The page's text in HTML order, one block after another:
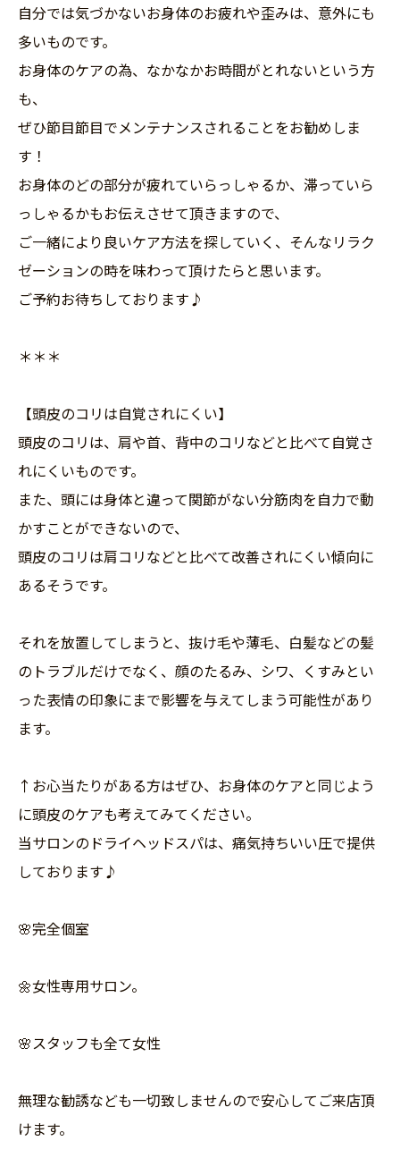
自分では気づかないお身体のお疲れや歪みは、意外にも
多いものです。
お身体のケアの為、なかなかお時間がとれないという方
も、
ぜひ節目節目でメンテナンスされることをお勧めしま
す！
お身体のどの部分が疲れていらっしゃるか、滞っていら
っしゃるかもお伝えさせて頂きますので、
ご一緒により良いケア方法を探していく、そんなリラク
ゼーションの時を味わって頂けたらと思います。
ご予約お待ちしております♪
＊＊＊
【頭皮のコリは自覚されにくい】
頭皮のコリは、肩や首、背中のコリなどと比べて自覚さ
れにくいものです。
また、頭には身体と違って関節がない分筋肉を自力で動
かすことができないので、
頭皮のコリは肩コリなどと比べて改善されにくい傾向に
あるそうです。
それを放置してしまうと、抜け毛や薄毛、白髪などの髪
のトラブルだけでなく、顔のたるみ、シワ、くすみとい
った表情の印象にまで影響を与えてしまう可能性があり
ます。
↑お心当たりがある方はぜひ、お身体のケアと同じよう
に頭皮のケアも考えてみてください。
当サロンのドライヘッドスパは、痛気持ちいい圧で提供
しております♪
🌸完全個室
🌼女性専用サロン。
🌸スタッフも全て女性
無理な勧誘なども一切致しませんので安心してご来店頂
けます。